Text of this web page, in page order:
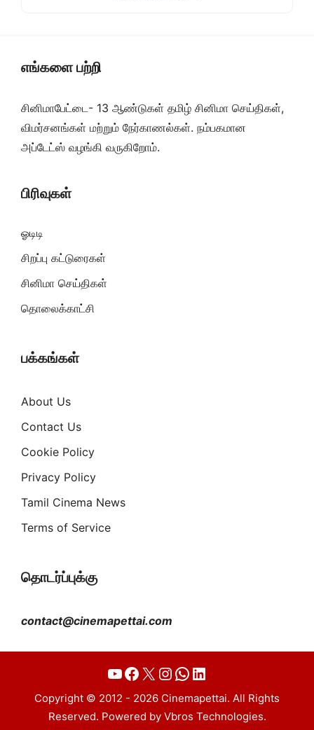
எங்களை பற்றி
சினிமாபேட்டை- 13 ஆண்டுகள் தமிழ் சினிமா செய்திகள்,
விமர்சனங்கள் மற்றும் நேர்காணல்கள். நம்பகமான
அப்டேட்ஸ் வழங்கி வருகிறோம்.
பிரிவுகள்
ஓடிடி
சிறப்பு கட்டுரைகள்
சினிமா செய்திகள்
தொலைக்காட்சி
பக்கங்கள்
About Us
Contact Us
Cookie Policy
Privacy Policy
Tamil Cinema News
Terms of Service
தொடர்ப்புக்கு
contact@cinemapettai.com
YouTube
Facebook
X Instagram
WhatsApp
LinkedIn
Copyright © 2012 - 2026 Cinemapettai. All Rights
Reserved. Powered by Vbros Technologies.